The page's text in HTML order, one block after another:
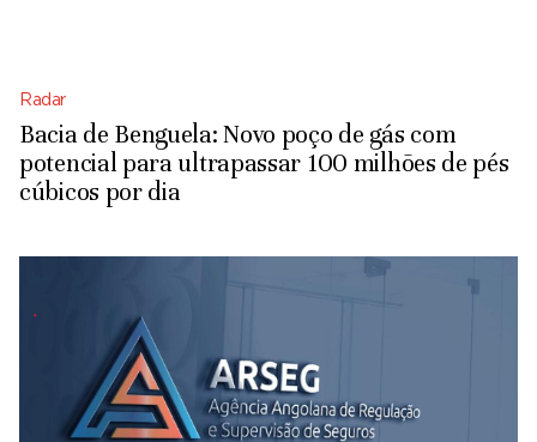
Radar
Bacia de Benguela: Novo poço de gás com
potencial para ultrapassar 100 milhões de pés
cúbicos por dia